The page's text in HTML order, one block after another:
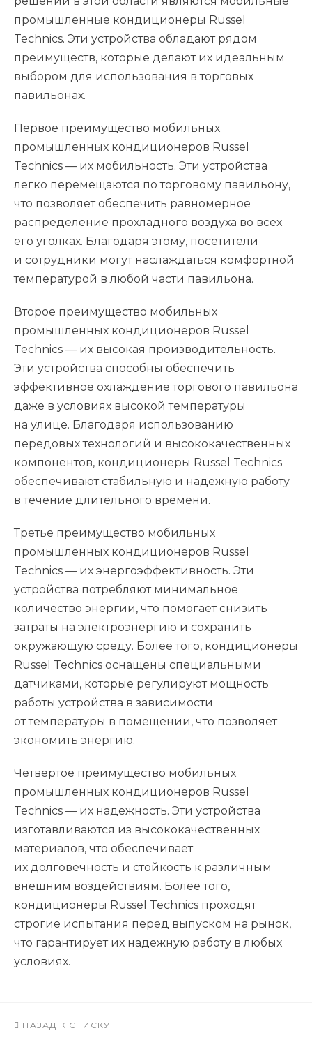
промышленные кондиционеры Russel
Technics. Эти устройства обладают рядом
преимуществ, которые делают их идеальным
выбором для использования в торговых
павильонах.
Первое преимущество мобильных
промышленных кондиционеров Russel
Technics — их мобильность. Эти устройства
легко перемещаются по торговому павильону,
что позволяет обеспечить равномерное
распределение прохладного воздуха во всех
его уголках. Благодаря этому, посетители
и сотрудники могут наслаждаться комфортной
температурой в любой части павильона.
Второе преимущество мобильных
промышленных кондиционеров Russel
Technics — их высокая производительность.
Эти устройства способны обеспечить
эффективное охлаждение торгового павильона
даже в условиях высокой температуры
на улице. Благодаря использованию
передовых технологий и высококачественных
компонентов, кондиционеры Russel Technics
обеспечивают стабильную и надежную работу
в течение длительного времени.
Третье преимущество мобильных
промышленных кондиционеров Russel
Technics — их энергоэффективность. Эти
устройства потребляют минимальное
количество энергии, что помогает снизить
затраты на электроэнергию и сохранить
окружающую среду. Более того, кондиционеры
Russel Technics оснащены специальными
датчиками, которые регулируют мощность
работы устройства в зависимости
от температуры в помещении, что позволяет
экономить энергию.
Четвертое преимущество мобильных
промышленных кондиционеров Russel
Technics — их надежность. Эти устройства
изготавливаются из высококачественных
материалов, что обеспечивает
их долговечность и стойкость к различным
внешним воздействиям. Более того,
кондиционеры Russel Technics проходят
строгие испытания перед выпуском на рынок,
что гарантирует их надежную работу в любых
условиях.
НАЗАД К СПИСКУ